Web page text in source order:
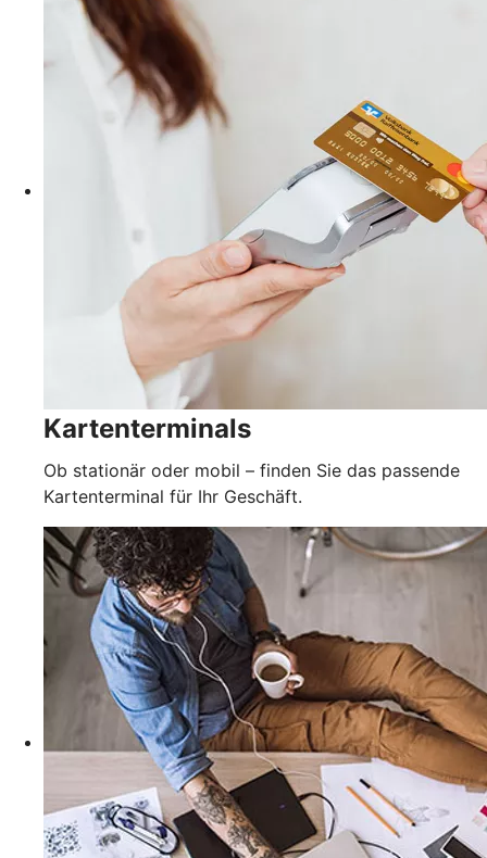
Kartenterminals
Ob stationär oder mobil – finden Sie das passende
Kartenterminal für Ihr Geschäft.